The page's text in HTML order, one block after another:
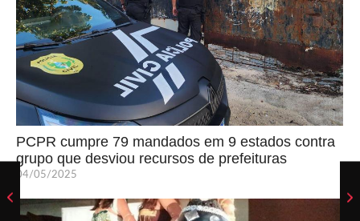
PCPR cumpre 79 mandados em 9 estados contra
grupo que desviou recursos de prefeituras
04/05/2025